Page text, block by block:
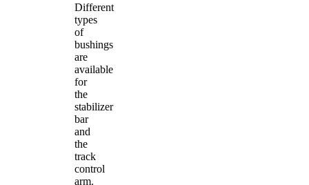
Different
types
of
bushings
are
available
for
the
stabilizer
bar
and
the
track
control
arm.